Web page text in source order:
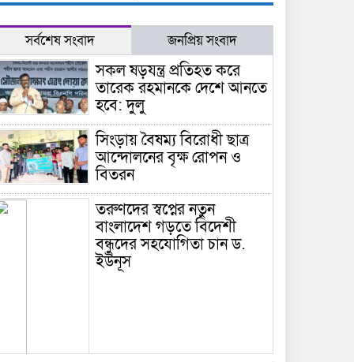
সর্বশেষ সংবাদ জনপ্রিয় সংবাদ
সকল ষড়যন্ত্র প্রতিহত করে
তারেক রহমানকে দেশে আনতে
হবে: দুলু
সিংড়ায় বৈষম্য বিরোধী ছাত্র
আন্দোলনের বৃক্ষ রোপন ও
বিতরন
তরুণদের স্বপ্নের নতুন
বাংলাদেশ গড়তে বিদেশী
বন্ধুদের সহযোগিতা চান ড.
ইউনূস